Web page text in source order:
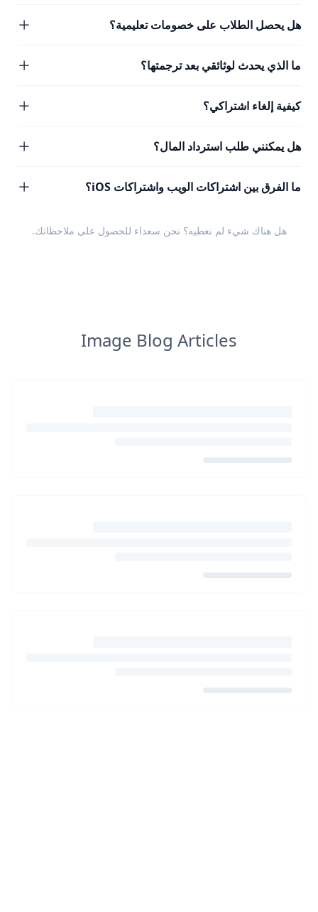
هل يحصل الطلاب على خصومات تعليمية؟
ما الذي يحدث لوثائقي بعد ترجمتها؟
كيفية إلغاء اشتراكي؟
هل يمكنني طلب استرداد المال؟
ما الفرق بين اشتراكات الويب واشتراكات iOS؟
هل هناك شيء لم نغطيه؟ نحن سعداء للحصول على ملاحظاتك.
Image Blog Articles